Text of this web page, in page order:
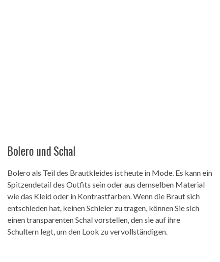
Bolero und Schal
Bolero als Teil des Brautkleides ist heute in Mode. Es kann ein
Spitzendetail des Outfits sein oder aus demselben Material
wie das Kleid oder in Kontrastfarben. Wenn die Braut sich
entschieden hat, keinen Schleier zu tragen, können Sie sich
einen transparenten Schal vorstellen, den sie auf ihre
Schultern legt, um den Look zu vervollständigen.